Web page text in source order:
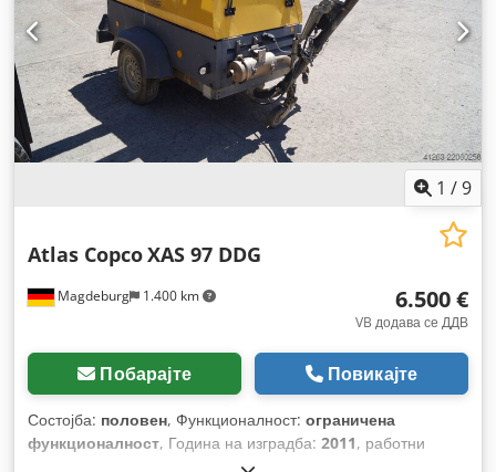
1 /9
Magdeburg 1.400 km
Atlas CopcoXAS 97 DDG
6.500 €
VB додава се ДДВ
Побарајте Повикајте
Состојба: половен, Функционалност: ограничена
функционалност, Година на изградба: 2011, работни